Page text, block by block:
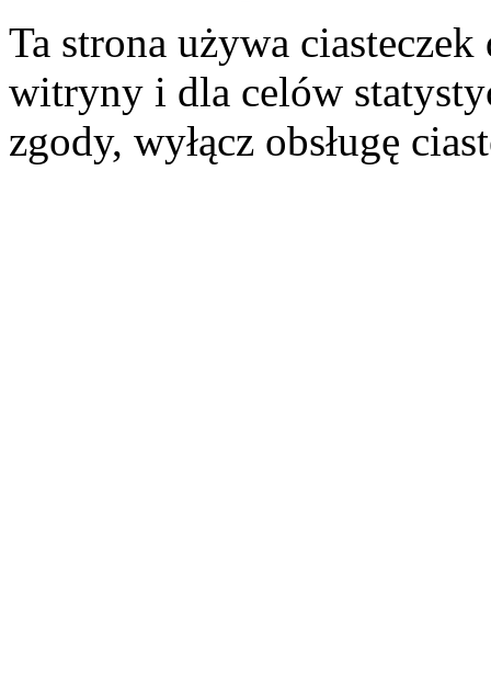
Ta strona używa
witryny i dla celów
zgody, wyłącz obsługę